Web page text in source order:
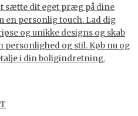
sætte dit eget præg på dine
en personlig touch. Lad dig
og unikke designs og skab
personlighed og stil. Køb nu og
i din boligindretning.